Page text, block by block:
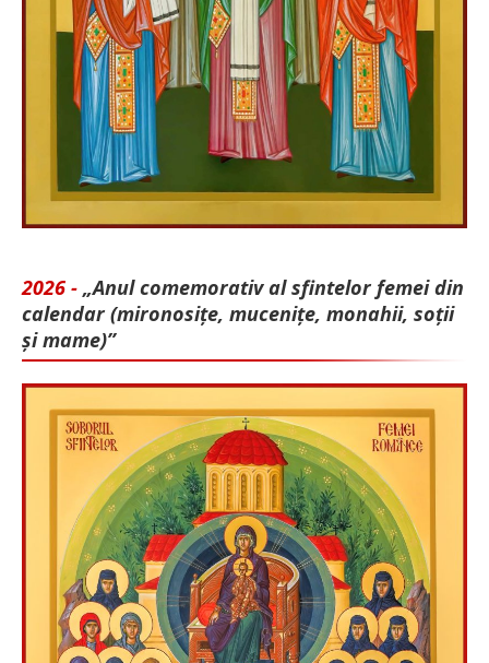
2026 - „Anul comemorativ al sfintelor femei din
calendar (mironosițe, mu­cenițe, monahii, soții
și mame)”